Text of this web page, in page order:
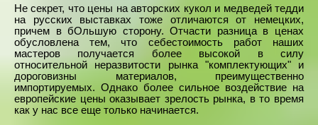
Не секрет, что цены на авторских кукол и медведей тедди
на русских выставках тоже отличаются от немецких,
причем в бОльшую сторону. Отчасти разница в ценах
обусловлена тем, что себестоимость работ наших
мастеров получается более высокой в силу
относительной неразвитости рынка "комплектующих" и
дороговизны материалов, преимущественно
импортируемых. Однако более сильное воздействие на
европейские цены оказывает зрелость рынка, в то время
как у нас все еще только начинается.